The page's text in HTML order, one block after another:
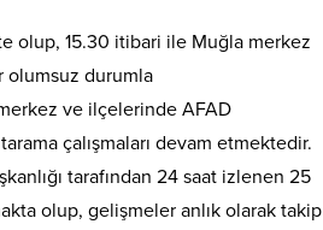
olup, 15.30 itibari ile Muğla merkez
durumla
ve ilçelerinde AFAD
çalışmaları devam etmektedir.
tarafından 24 saat izlenen 25
olup, gelişmeler anlık olarak takip